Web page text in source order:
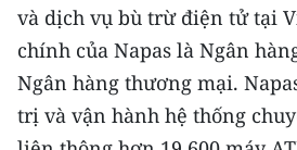
MUA BÁO
ĐỌC BÁO IN
và dịch vụ bù trừ điện tử tại
chính của Napas là Ngân
Ngân hàng thương mại.
trị và vận hành hệ thống